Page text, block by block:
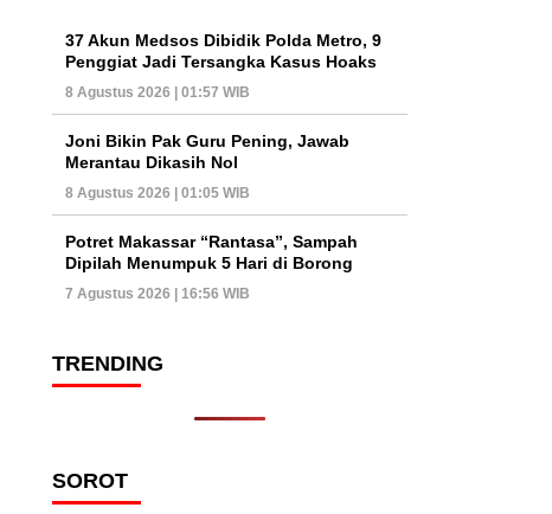
37 Akun Medsos Dibidik Polda Metro, 9
Penggiat Jadi Tersangka Kasus Hoaks
8 Agustus 2026 | 01:57 WIB
Joni Bikin Pak Guru Pening, Jawab
Merantau Dikasih Nol
8 Agustus 2026 | 01:05 WIB
Potret Makassar “Rantasa”, Sampah
Dipilah Menumpuk 5 Hari di Borong
7 Agustus 2026 | 16:56 WIB
TRENDING
SOROT